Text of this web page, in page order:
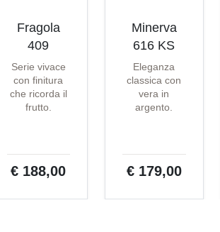
Fragola
409
Serie vivace
con finitura
che ricorda il
frutto.
€ 188,00
Minerva
616 KS
Eleganza
classica con
vera in
argento.
€ 179,00